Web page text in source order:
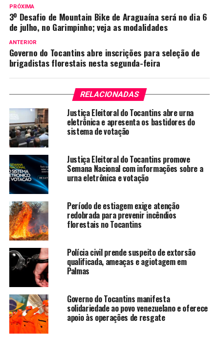
PRÓXIMA
3º Desafio de Mountain Bike de Araguaína será no dia 6
de julho, no Garimpinho; veja as modalidades
ANTERIOR
Governo do Tocantins abre inscrições para seleção de
brigadistas florestais nesta segunda-feira
RELACIONADAS
Justiça Eleitoral do Tocantins abre urna
eletrônica e apresenta os bastidores do
sistema de votação
Justiça Eleitoral do Tocantins promove
Semana Nacional com informações sobre a
urna eletrônica e votação
Período de estiagem exige atenção
redobrada para prevenir incêndios
florestais no Tocantins
Polícia civil prende suspeito de extorsão
qualificada, ameaças e agiotagem em
Palmas
Governo do Tocantins manifesta
solidariedade ao povo venezuelano e oferece
apoio às operações de resgate